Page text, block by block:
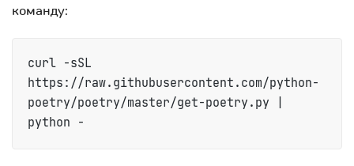
команду:
curl -sSL
https://raw.githubusercontent.com/python-
poetry/poetry/master/get-poetry.py |
python -